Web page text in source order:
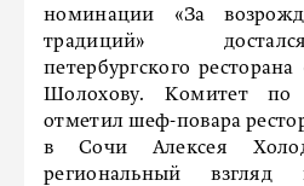
номинации «За
традиций»
петербургского
Шолохову. Комитет по
отметил шеф-повара
в Сочи Алексея
региональный взгляд